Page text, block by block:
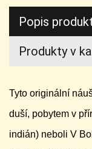
Popis
Produkty v
Tyto originální
duší, pobytem v
indián) neboli V